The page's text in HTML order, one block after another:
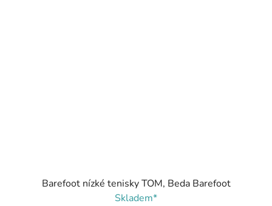
Barefoot nízké tenisky TOM, Beda Barefoot
Skladem*